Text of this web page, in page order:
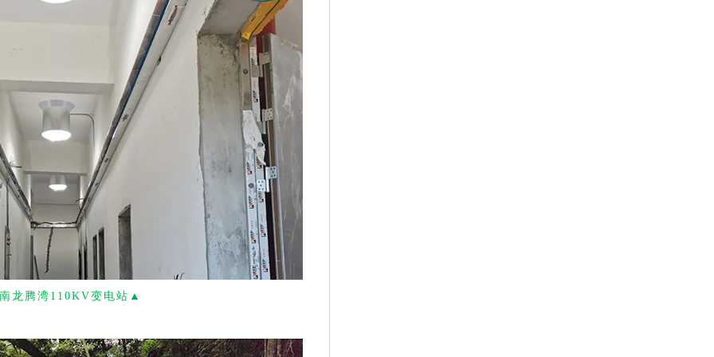
龙腾湾110KV变电站 ▲